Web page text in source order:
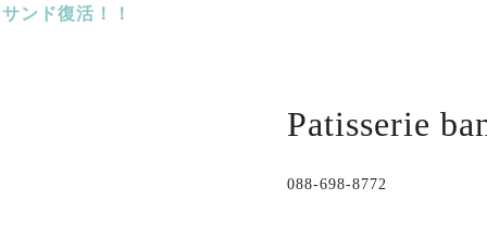
ンド復活！！
Patisserie
088-698-8772